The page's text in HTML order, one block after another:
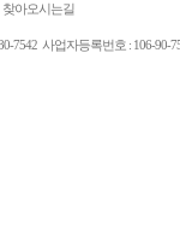
찾아오시는길
7542 사업자등록번호 : 106-